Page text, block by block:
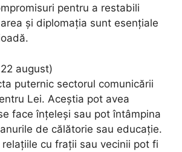
pentru a restabili
și diplomația sunt esențiale
august)
puternic sectorul comunicării
Lei. Aceștia pot avea
face înțeleși sau pot întâmpina
de călătorie sau educație.
relațiile cu frații sau vecinii pot fi